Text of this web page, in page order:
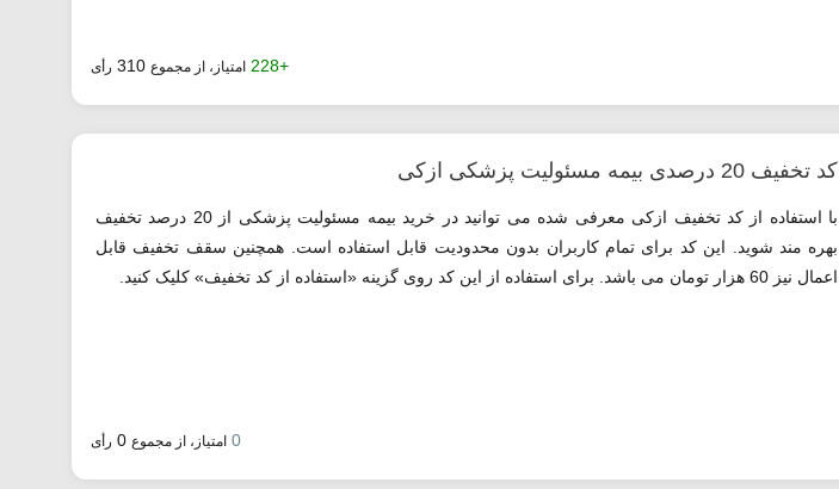
+228 امتیاز، از مجموع 310 رأی
کد تخفیف 20 درصدی بیمه مسئولیت پزشکی ازکی
با استفاده از کد تخفیف ازکی معرفی شده می توانید در خرید بیمه مسئولیت پزشکی از 20 درصد تخفیف
بهره مند شوید. این کد برای تمام کاربران بدون محدودیت قابل استفاده است. همچنین سقف تخفیف قابل
اعمال نیز 60 هزار تومان می باشد. برای استفاده از این کد روی گزینه «استفاده از کد تخفیف» کلیک کنید.
0 امتیاز، از مجموع 0 رأی